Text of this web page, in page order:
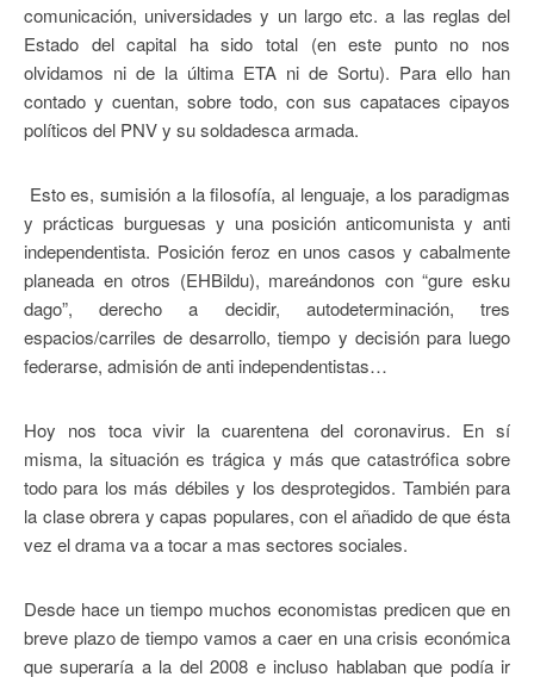
comunicación, universidades y un largo etc. a las reglas del
Estado del capital ha sido total (en este punto no nos
olvidamos ni de la última ETA ni de Sortu). Para ello han
contado y cuentan, sobre todo, con sus capataces cipayos
políticos del PNV y su soldadesca armada.
Esto es, sumisión a la filosofía, al lenguaje, a los paradigmas
y prácticas burguesas y una posición anticomunista y anti
independentista. Posición feroz en unos casos y cabalmente
planeada en otros (EHBildu), mareándonos con “gure esku
dago”, derecho a decidir, autodeterminación, tres
espacios/carriles de desarrollo, tiempo y decisión para luego
federarse, admisión de anti independentistas…
Hoy nos toca vivir la cuarentena del coronavirus. En sí
misma, la situación es trágica y más que catastrófica sobre
todo para los más débiles y los desprotegidos. También para
la clase obrera y capas populares, con el añadido de que ésta
vez el drama va a tocar a mas sectores sociales.
Desde hace un tiempo muchos economistas predicen que en
breve plazo de tiempo vamos a caer en una crisis económica
que superaría a la del 2008 e incluso hablaban que podía ir